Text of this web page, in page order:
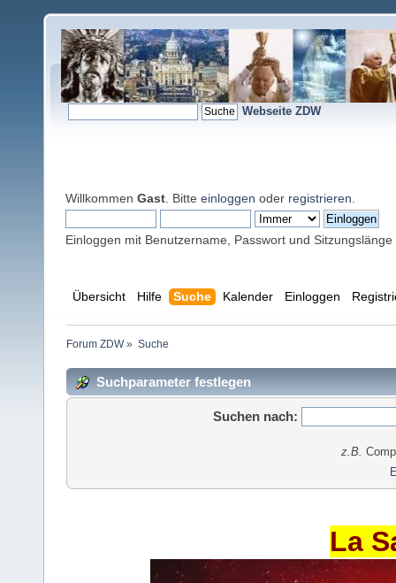
Webseite ZDW
Willkommen Gast . Bitte einloggen oder registrieren
Einloggen mit Benutzername, Passwort und Sitzungslänge
Übersicht Hilfe Suche Kalender Einloggen
Forum ZDW» Suche
Suchparameter festlegen
Suchen nach:
z.B.
La